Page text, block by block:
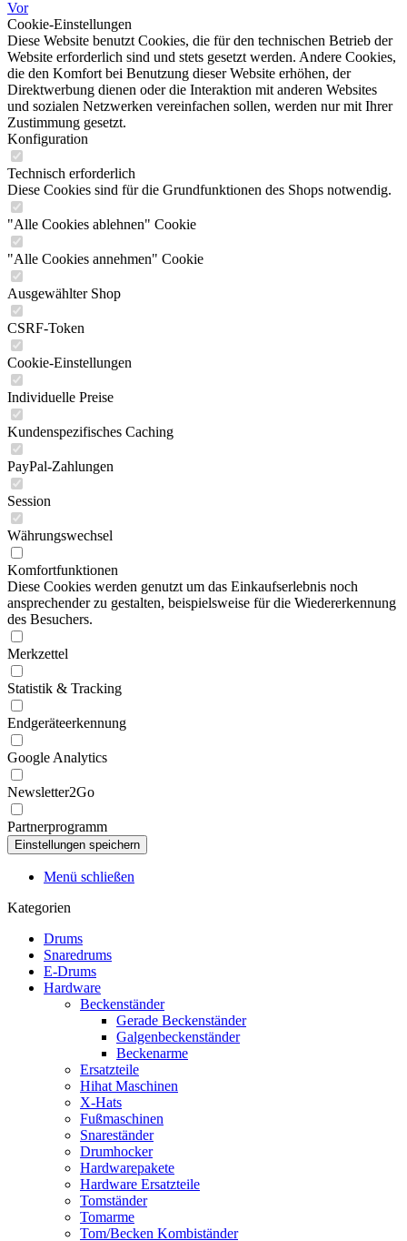
Vor
Cookie-Einstellungen
Diese Website benutzt Cookies, die für den technischen Betrieb der
Website erforderlich sind und stets gesetzt werden. Andere Cookies,
die den Komfort bei Benutzung dieser Website erhöhen, der
Direktwerbung dienen oder die Interaktion mit anderen Websites
und sozialen Netzwerken vereinfachen sollen, werden nur mit Ihrer
Zustimmung gesetzt.
Konfiguration
Technisch erforderlich
Diese Cookies sind für die Grundfunktionen des Shops notwendig.
"Alle Cookies ablehnen" Cookie
"Alle Cookies annehmen" Cookie
Ausgewählter Shop
CSRF-Token
Cookie-Einstellungen
Individuelle Preise
Kundenspezifisches Caching
PayPal-Zahlungen
Session
Währungswechsel
Komfortfunktionen
Diese Cookies werden genutzt um das Einkaufserlebnis noch
ansprechender zu gestalten, beispielsweise für die Wiedererkennung
des Besuchers.
Merkzettel
Statistik & Tracking
Endgeräteerkennung
Google Analytics
Newsletter2Go
Partnerprogramm
Menü schließen
Kategorien
Drums
Snaredrums
E-Drums
Hardware
Beckenständer
Gerade Beckenständer
Galgenbeckenständer
Beckenarme
Ersatzteile
Hihat Maschinen
X-Hats
Fußmaschinen
Snareständer
Drumhocker
Hardwarepakete
Hardware Ersatzteile
Tomständer
Tomarme
Tom/Becken Kombiständer